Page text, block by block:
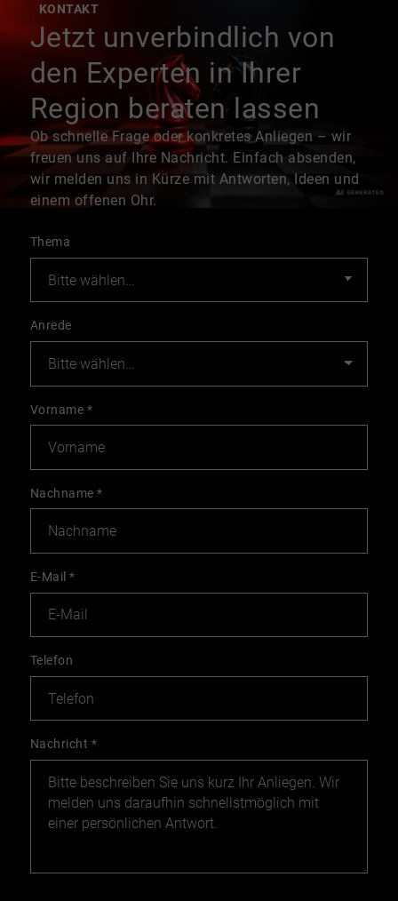
KONTAKT
Jetzt unverbindlich von
den Experten in Ihrer
Region beraten lassen
Ob schnelle Frage oder konkretes Anliegen – wir
freuen uns auf Ihre Nachricht. Einfach absenden,
wir melden uns in Kürze mit Antworten, Ideen und
einem offenen Ohr.
Thema
Anrede
Vorname *
Nachname*
E-Mail*
Telefon
Nachricht *